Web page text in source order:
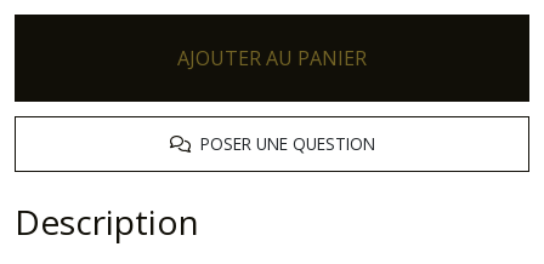
AJOUTER AU PANIER
POSER UNE QUESTION
Description